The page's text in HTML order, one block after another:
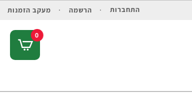
התחברות הרשמה מעקב הזמנות
0